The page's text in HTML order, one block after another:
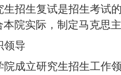
生招生复试是招生考试
本院实际，制定马克思
领导
院成立研究生招生工